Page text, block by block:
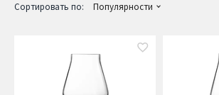
Сортировать по: Популярности